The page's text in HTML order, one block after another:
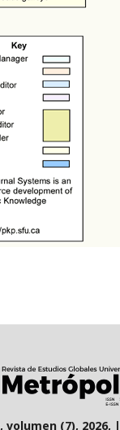
, volumen (7),